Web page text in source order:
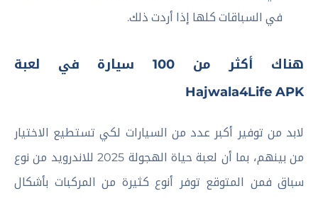
في السباقات كلها إذا أردت ذلك.
هناك أكثر من 100 سيارة في لعبة
Hajwala4Life APK
لابد من توفير أكبر عدد من السيارات لكي تستطيع الاختيار
من بينهم، بما أن لعبة حياة الهجولة 2025 للاندرويد من نوع
سباق فمن المتوقع توفر أنوع كثيرة من المركبات بأشكال